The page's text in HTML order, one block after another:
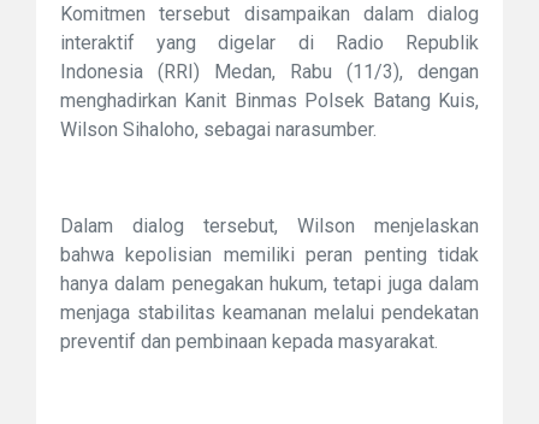
Komitmen tersebut disampaikan dalam dialog
interaktif yang digelar di Radio Republik
Indonesia (RRI) Medan, Rabu (11/3), dengan
menghadirkan Kanit Binmas Polsek Batang Kuis,
Wilson Sihaloho, sebagai narasumber.
Dalam dialog tersebut, Wilson menjelaskan
bahwa kepolisian memiliki peran penting tidak
hanya dalam penegakan hukum, tetapi juga dalam
menjaga stabilitas keamanan melalui pendekatan
preventif dan pembinaan kepada masyarakat.